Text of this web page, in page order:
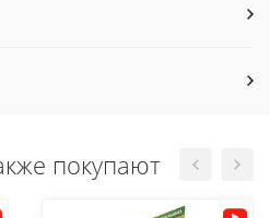
покупают